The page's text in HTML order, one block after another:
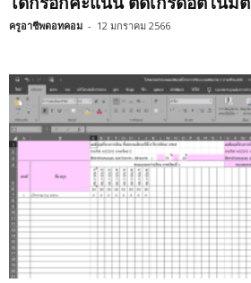
ครูอาชีพดอทคอม - 12 มกราคม 2566